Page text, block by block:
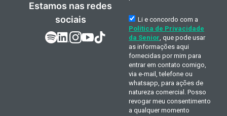
Estamos nas redes
sociais